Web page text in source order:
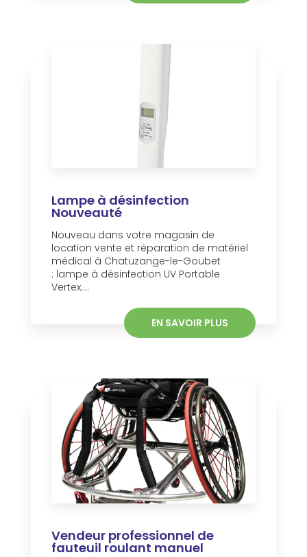
Lampe à désinfection
Nouveauté
Nouveau dans votre magasin de
location vente et réparation de matériel
médical à Chatuzange-le-Goubet
: lampe à désinfection UV Portable
Vertex....
EN SAVOIR PLUS
Vendeur professionnel de
fauteuil roulant manuel